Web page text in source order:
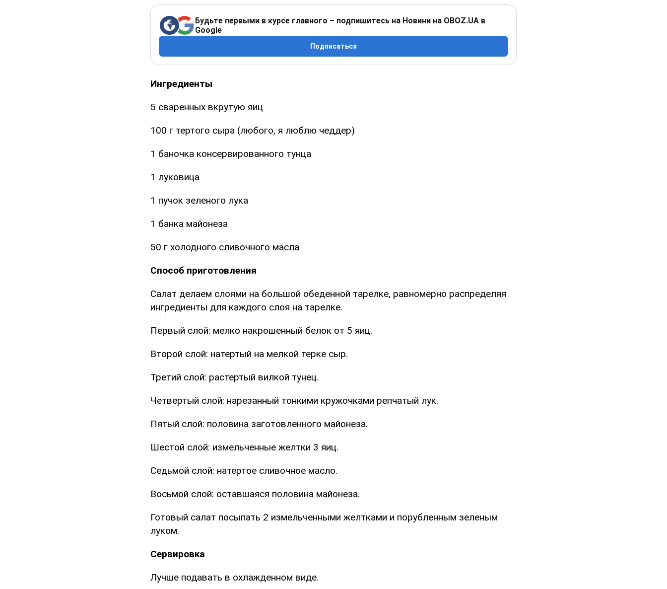
Будьте первыми в курсе главного – подпишитесь на Новини на OBOZ.UA в
Google
Подписаться
Ингредиенты
5 сваренных вкрутую яиц
100 г тертого сыра (любого, я люблю чеддер)
1 баночка консервированного тунца
1 луковица
1 пучок зеленого лука
1 банка майонеза
50 г холодного сливочного масла
Способ приготовления
Салат делаем слоями на большой обеденной тарелке, равномерно распределяя
ингредиенты для каждого слоя на тарелке.
Первый слой: мелко накрошенный белок от 5 яиц.
Второй слой: натертый на мелкой терке сыр.
Третий слой: растертый вилкой тунец.
Четвертый слой: нарезанный тонкими кружочками репчатый лук.
Пятый слой: половина заготовленного майонеза.
Шестой слой: измельченные желтки 3 яиц.
Седьмой слой: натертое сливочное масло.
Восьмой слой: оставшаяся половина майонеза.
Готовый салат посыпать 2 измельченными желтками и порубленным зеленым
луком.
Сервировка
Лучше подавать в охлажденном виде.